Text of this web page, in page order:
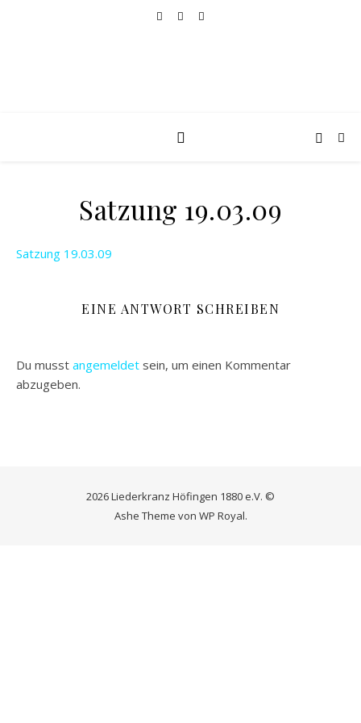
Satzung 19.03.09
Satzung 19.03.09
EINE ANTWORT SCHREIBEN
Du musst angemeldet sein, um einen Kommentar
abzugeben.
2026 Liederkranz Höfingen 1880 e.V. ©
Ashe Theme von WP Royal.